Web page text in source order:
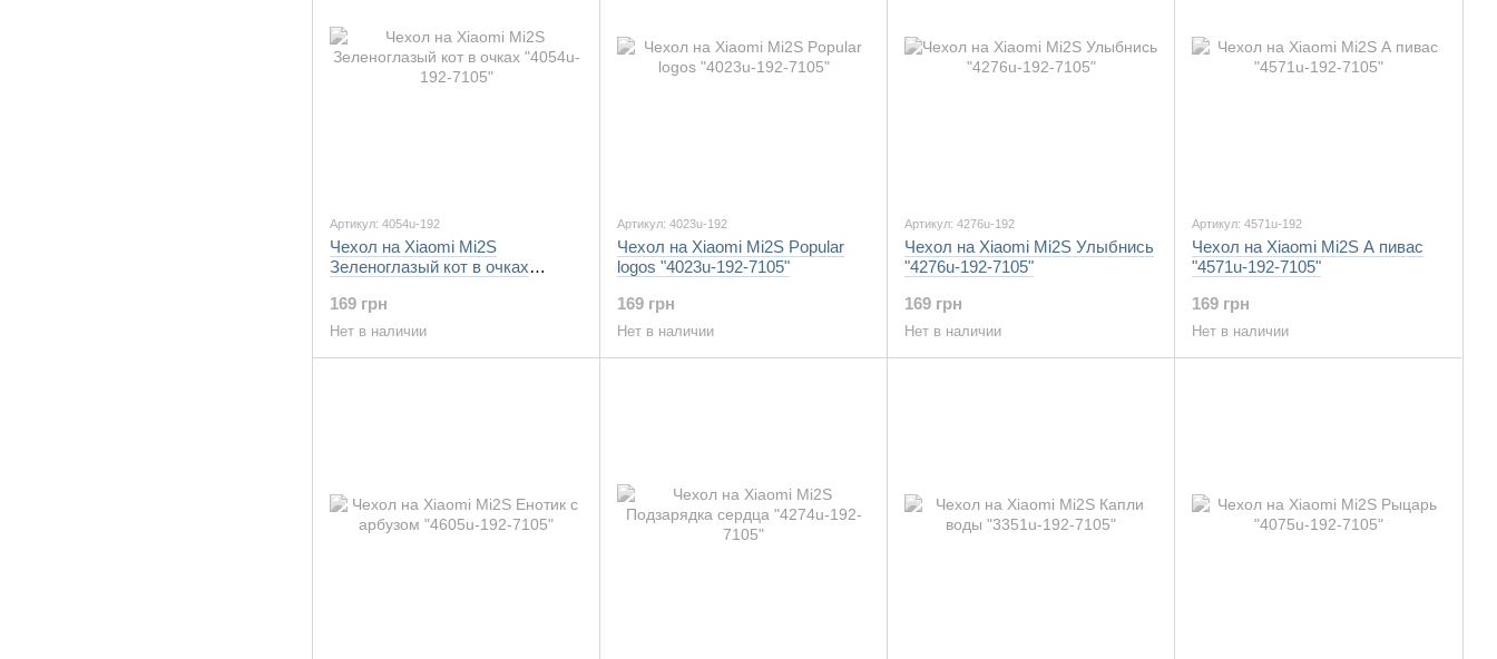
Артикул: 4054u-192
Чехол на Xiaomi Mi2S
Зеленоглазый кот в очках
169 грн
Нет в наличии
Артикул: 4023u-192
Чехол на Xiaomi Mi2S Popular
logos "4023u-192-7105"
169 грн
Нет в наличии
Артикул: 4276u-192
Чехол на Xiaomi Mi2S Улыбнись
"4276u-192-7105"
169 грн
Нет в наличии
Артикул: 4571u-192
Чехол на Xiaomi Mi2S А пивас
"4571u-192-7105"
169 грн
Нет в наличии